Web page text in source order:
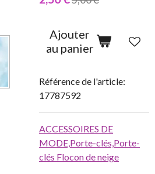
Ajouter
au panier
Référence de l'article:
17787592
ACCESSOIRES DE
MODE,Porte-clés,Porte-
clés Flocon de neige